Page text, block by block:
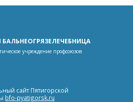
БАЛЬНЕОГРЯЗЕЛЕЧЕБНИЦА
учреждение профсоюзов
сайт Пятигорской
bfo-pyatigorsk.ru